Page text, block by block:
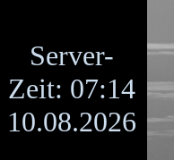
Server-
Zeit: 07:14
10.08.2026